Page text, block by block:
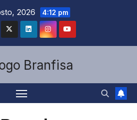
2026 4:12 pm